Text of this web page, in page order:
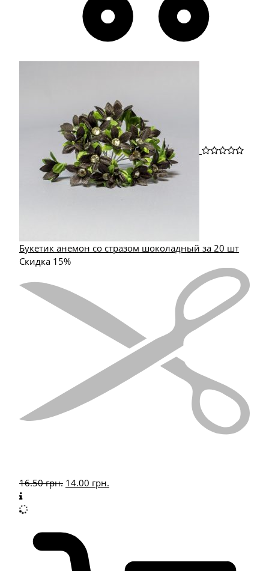
Букетик анемон со стразом шоколадный за 20 шт
Скидка 15%
16.50грн. 14.00 грн.